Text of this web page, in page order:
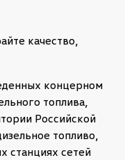
качество,
концерном
топлива,
Российской
топливо,
станциях сетей